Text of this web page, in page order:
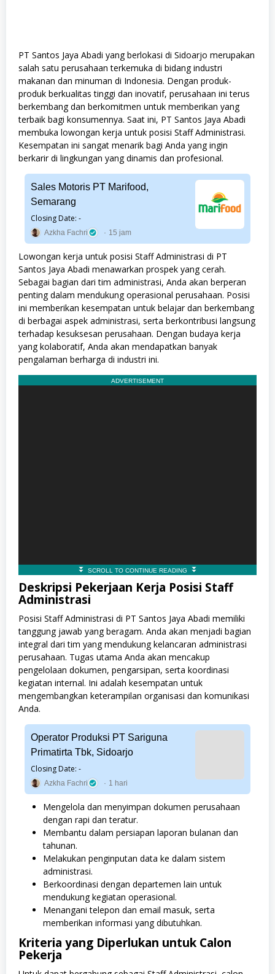
PT Santos Jaya Abadi yang berlokasi di Sidoarjo merupakan
salah satu perusahaan terkemuka di bidang industri
makanan dan minuman di Indonesia. Dengan produk-
produk berkualitas tinggi dan inovatif, perusahaan ini terus
berkembang dan berkomitmen untuk memberikan yang
terbaik bagi konsumennya. Saat ini, PT Santos Jaya Abadi
membuka lowongan kerja untuk posisi Staff Administrasi.
Kesempatan ini sangat menarik bagi Anda yang ingin
berkarir di lingkungan yang dinamis dan profesional.
Sales Motoris PT Marifood,
Semarang
Closing Date: -
Azkha Fachri 15 jam
Lowongan kerja untuk posisi Staff Administrasi di PT
Santos Jaya Abadi menawarkan prospek yang cerah.
Sebagai bagian dari tim administrasi, Anda akan berperan
penting dalam mendukung operasional perusahaan. Posisi
ini memberikan kesempatan untuk belajar dan berkembang
di berbagai aspek administrasi, serta berkontribusi langsung
terhadap kesuksesan perusahaan. Dengan budaya kerja
yang kolaboratif, Anda akan mendapatkan banyak
pengalaman berharga di industri ini.
Deskripsi Pekerjaan Kerja Posisi Staff
Administrasi
Posisi Staff Administrasi di PT Santos Jaya Abadi memiliki
tanggung jawab yang beragam. Anda akan menjadi bagian
integral dari tim yang mendukung kelancaran administrasi
perusahaan. Tugas utama Anda akan mencakup
pengelolaan dokumen, pengarsipan, serta koordinasi
kegiatan internal. Ini adalah kesempatan untuk
mengembangkan keterampilan organisasi dan komunikasi
Anda.
Operator Produksi PT Sariguna
Primatirta Tbk, Sidoarjo
Closing Date: -
Azkha Fachri 1 hari
Mengelola dan menyimpan dokumen perusahaan
dengan rapi dan teratur.
Membantu dalam persiapan laporan bulanan dan
tahunan.
Melakukan penginputan data ke dalam sistem
administrasi.
Berkoordinasi dengan departemen lain untuk
mendukung kegiatan operasional.
Menangani telepon dan email masuk, serta
memberikan informasi yang dibutuhkan.
Kriteria yang Diperlukan untuk Calon
Pekerja